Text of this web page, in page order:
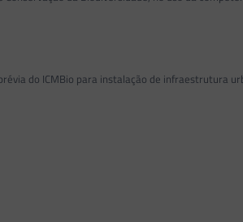
do ICMBio para instalação de infraestrutura